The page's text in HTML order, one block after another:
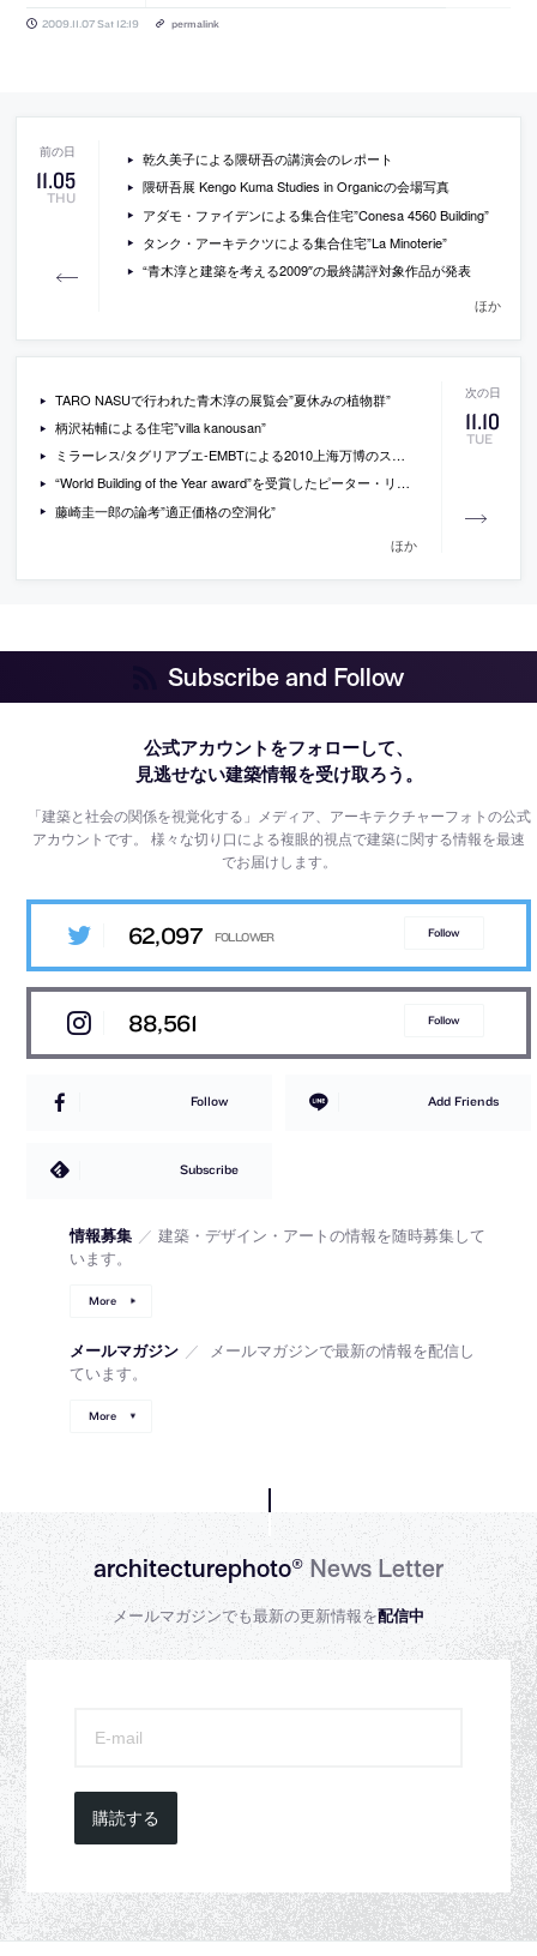
2009.11.07 Sat 12:19 permalink
11.05
THU
乾久美子による隈研吾の講演会のレポート
隈研吾展 Kengo Kuma Studies in Organicの会場写真
アダモ・ファイデンによる集合住宅”Conesa 4560 Building”
タンク・アーキテクツによる集合住宅”La Minoterie”
“青木淳と建築を考える2009″の最終講評対象作品が発表
ほか
11.10
TUE
TARO NASUで行われた青木淳の展覧会”夏休みの植物群”
柄沢祐輔による住宅”villa kanousan”
ミラーレス/タグリアブエ-EMBTによる2010上海万博のスペインパヴィリオン
“World Building of the Year award”を受賞したピーター・リッチによる”マプングブエ解析センター”
藤崎圭一郎の論考”適正価格の空洞化”
ほか
Subscribe and Follow
公式アカウントをフォローして、
見逃せない建築情報を受け取ろう。
「建築と社会の関係を視覚化する」メディア、アーキテクチャーフォトの公式
アカウントです。様々な切り口による複眼的視点で建築に関する情報を最速
でお届けします。
62,097 Follow
88,561 Follow
Follow Add Friends
Subscribe
情報募集 ／ 建築・デザイン・アートの情報を随時募集して
います。
More
メールマガジン ／
メールマガジンで最新の情報を配信し
ています。
More
architecturephoto®News Letter
メールマガジンでも最新の更新情報を配信中
購読する